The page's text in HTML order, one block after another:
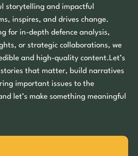
storytelling and impactful
inspires, and drives change.
for in-depth defence analysis,
or strategic collaborations, we
and high-quality content.Let’s
that matter, build narratives
important issues to the
let’s make something meaningful